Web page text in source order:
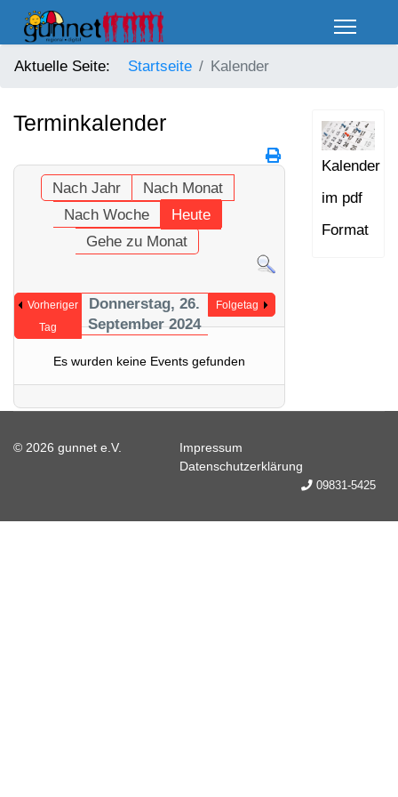
Aktuelle Seite: Startseite Kalender
Terminkalender
Nach Jahr
Nach Monat
Nach Woche
Heute
Gehe zu Monat
Vorheriger
Tag
Donnerstag, 26.
September 2024
Folgetag
Es wurden keine Events gefunden
Kalender
im pdf
Format
© 2026 gunnet e.V.
Impressum
Datenschutzerklärung
09831-5425